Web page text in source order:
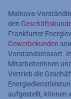
Mainova-Vorständin
den
Frankfurter
Gewerbekunden
Vorstandsressort.
Mitarbeiterinnen
Vertrieb die
aufgestellt, können